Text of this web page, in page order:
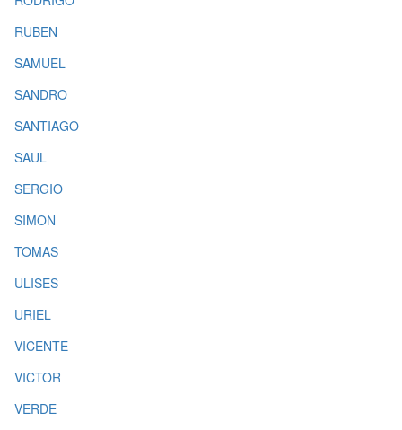
RUBEN
SAMUEL
SANDRO
SANTIAGO
SAUL
SERGIO
SIMON
TOMAS
ULISES
URIEL
VICENTE
VICTOR
VERDE